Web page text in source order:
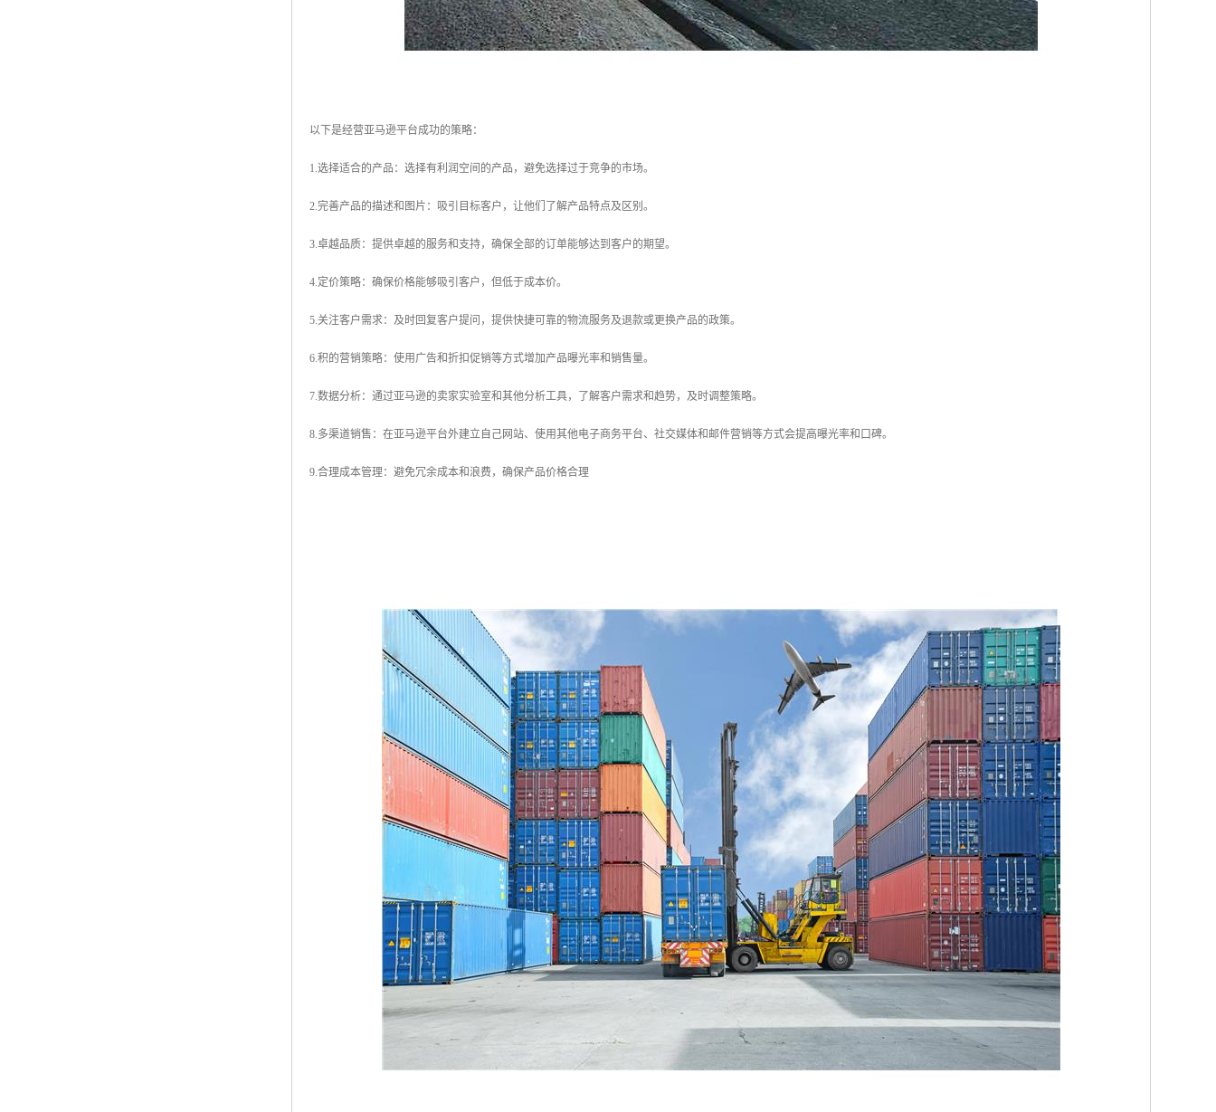
以下是经营亚马逊平台成功的策略：
1.选择适合的产品：选择有利润空间的产品，避免选择过于竞争的市场。
2.完善产品的描述和图片：吸引目标客户，让他们了解产品特点及区别。
3.卓越品质：提供卓越的服务和支持，确保全部的订单能够达到客户的期望。
4.定价策略：确保价格能够吸引客户，但低于成本价。
5.关注客户需求：及时回复客户提问，提供快捷可靠的物流服务及退款或更换产品的政策。
6.积的营销策略：使用广告和折扣促销等方式增加产品曝光率和销售量。
7.数据分析：通过亚马逊的卖家实验室和其他分析工具，了解客户需求和趋势，及时调整策略。
8.多渠道销售：在亚马逊平台外建立自己网站、使用其他电子商务平台、社交媒体和邮件营销等方式会提高曝光率和口碑。
9.合理成本管理：避免冗余成本和浪费，确保产品价格合理